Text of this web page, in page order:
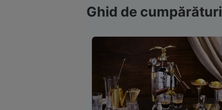
Ghid de cumpărături